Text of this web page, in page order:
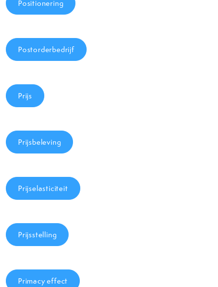
Positionering
Postorderbedrijf
Prijs
Prijsbeleving
Prijselasticiteit
Prijsstelling
Primacy effect